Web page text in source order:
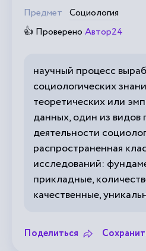
Предмет Социология
👍 Проверено Автор24
научный процесс
социологических
теоретических или
данных, один из видов
деятельности
распространенная
исследований:
прикладные,
качественные,
Поделиться